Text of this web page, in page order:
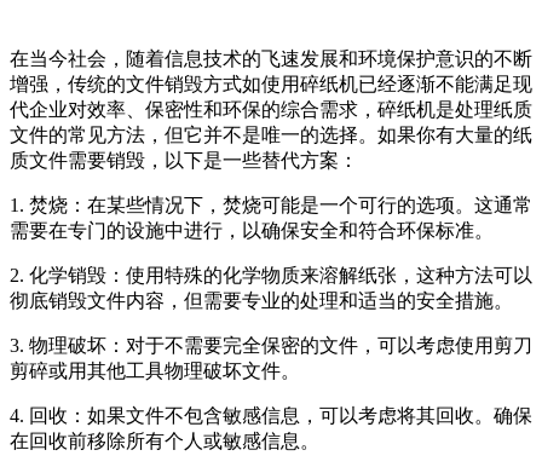
在当今社会，随着信息技术的飞速发展和环境保护意识的不断
增强，传统的文件销毁方式如使用碎纸机已经逐渐不能满足现
代企业对效率、保密性和环保的综合需求，碎纸机是处理纸质
文件的常见方法，但它并不是唯一的选择。如果你有大量的纸
质文件需要销毁，以下是一些替代方案：
1. 焚烧：在某些情况下，焚烧可能是一个可行的选项。这通常
需要在专门的设施中进行，以确保安全和符合环保标准。
2. 化学销毁：使用特殊的化学物质来溶解纸张，这种方法可以
彻底销毁文件内容，但需要专业的处理和适当的安全措施。
3. 物理破坏：对于不需要完全保密的文件，可以考虑使用剪刀
剪碎或用其他工具物理破坏文件。
4. 回收：如果文件不包含敏感信息，可以考虑将其回收。确保
在回收前移除所有个人或敏感信息。